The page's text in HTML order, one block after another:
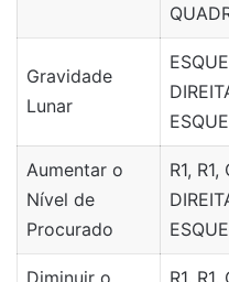
Gravidade
Lunar
Aumentar o
Nível de
Procurado
R1,
Diminuir o
R1,